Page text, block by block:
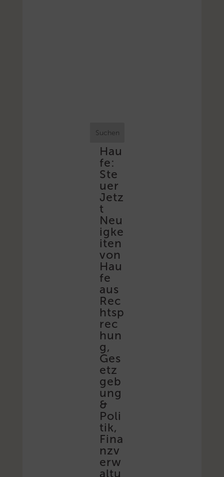
Suchen
Hau
fe:
Ste
uer
Jetz
t
Neu
igke
iten
von
Hau
fe
aus
Rec
htsp
rec
hun
g,
Ges
etz
geb
ung
&
Poli
tik,
Fina
nzv
erw
altu